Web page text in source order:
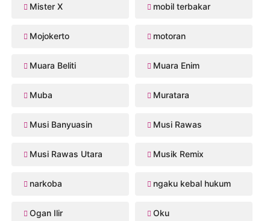
Mister X mobil terbakar
Mojokerto motoran
Muara Beliti Muara Enim
Muba Muratara
Musi Banyuasin Musi Rawas
Musi Rawas Utara Musik Remix
narkoba ngaku kebal hukum
Ogan Ilir Oku